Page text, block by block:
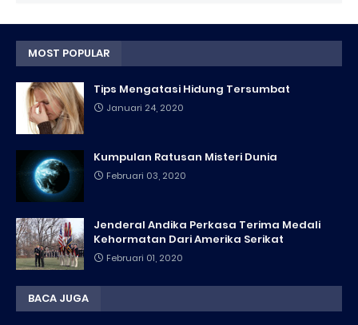
MOST POPULAR
Tips Mengatasi Hidung Tersumbat
Januari 24, 2020
Kumpulan Ratusan Misteri Dunia
Februari 03, 2020
Jenderal Andika Perkasa Terima Medali
Kehormatan Dari Amerika Serikat
Februari 01, 2020
BACA JUGA